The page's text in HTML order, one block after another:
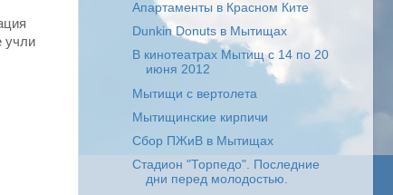
учли
Апартаменты в Красном Ките
Dunkin Donuts в Мытищах
В кинотеатрах Мытищ с 14 по 20
июня 2012
Мытищи с вертолета
Мытищинские кирпичи
Сбор ПЖиВ в Мытищах
Стадион "Торпедо". Последние
дни перед молодостью.